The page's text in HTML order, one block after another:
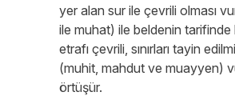
yer alan sur ile çevrili olması
ile muhat) ile beldenin tarifinde
etrafı çevrili, sınırları tayin
(muhit, mahdut ve muayyen)
örtüşür.